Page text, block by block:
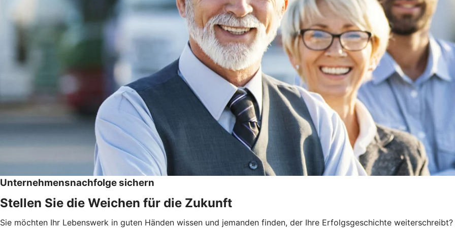
Unternehmensnachfolge sichern
Stellen Sie die Weichen für die Zukunft
Sie möchten Ihr Lebenswerk in guten Händen wissen und jemanden finden, der Ihre Erfolgsgeschichte